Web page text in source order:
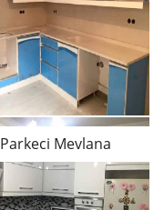
Parkeci Mevlana